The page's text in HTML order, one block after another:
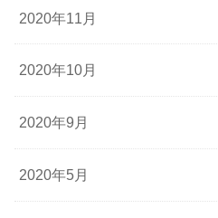
2020年11月
2020年10月
2020年9月
2020年5月